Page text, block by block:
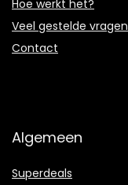
Hoe werkt het?
Veel gestelde vragen
Contact
Algemeen
Superdeals